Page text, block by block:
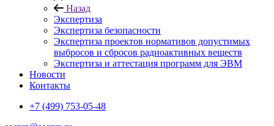
Назад
Экспертиза
Экспертиза безопасности
Экспертиза проектов нормативов допустимых
выбросов и сбросов радиоактивных веществ
Экспертиза и аттестация программ для ЭВМ
Новости
Контакты
+7 (499) 753-05-48